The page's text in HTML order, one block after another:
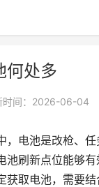
何处多
时间：2026-06-04
，电池是改枪、
池刷新点位能够
获取电池，需要